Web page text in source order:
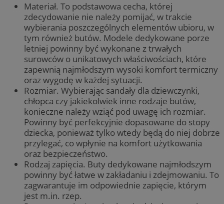
Materiał. To podstawowa cecha, której
zdecydowanie nie należy pomijać, w trakcie
wybierania poszczególnych elementów ubioru, w
tym również butów. Modele dedykowane porze
letniej powinny być wykonane z trwałych
surowców o unikatowych właściwościach, które
zapewnią najmłodszym wysoki komfort termiczny
oraz wygodę w każdej sytuacji.
Rozmiar. Wybierając sandały dla dziewczynki,
chłopca czy jakiekolwiek inne rodzaje butów,
konieczne należy wziąć pod uwagę ich rozmiar.
Powinny być perfekcyjnie dopasowane do stopy
dziecka, ponieważ tylko wtedy będą do niej dobrze
przylegać, co wpłynie na komfort użytkowania
oraz bezpieczeństwo.
Rodzaj zapięcia. Buty dedykowane najmłodszym
powinny być łatwe w zakładaniu i zdejmowaniu. To
zagwarantuje im odpowiednie zapięcie, którym
jest m.in. rzep.